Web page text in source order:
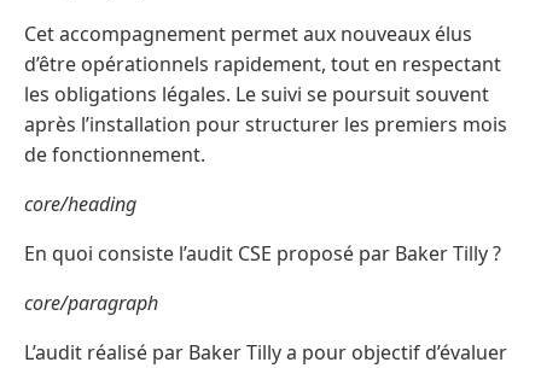
Cet accompagnement permet aux nouveaux élus
d’être opérationnels rapidement, tout en respectant
les obligations légales. Le suivi se poursuit souvent
après l’installation pour structurer les premiers mois
de fonctionnement.
core/heading
En quoi consiste l’audit CSE proposé par Baker Tilly ?
core/paragraph
L’audit réalisé par Baker Tilly a pour objectif d’évaluer